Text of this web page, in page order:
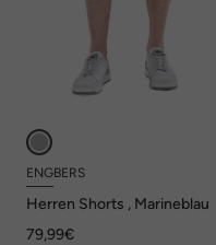
ENGBERS
Herren Shorts , Marineblau
79,99€